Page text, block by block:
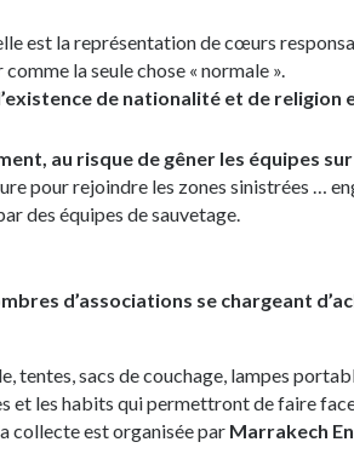
est la représentation de cœurs
la seule chose « normale ».
de nationalité et de religion
au risque de gêner les équipes sur
pour rejoindre les zones sinistrées …
des équipes de sauvetage.
d’associations se chargeant
tentes, sacs de couchage, lampes
et les habits qui permettront de faire
collecte est organisée par Marrakech